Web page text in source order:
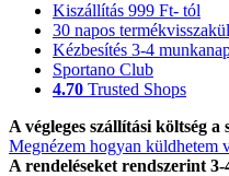
Kiszállítás 999 Ft- tól
30 napos
Kézbesítés 3-4
Sportano Club
4.70 Trusted Shops
A végleges szállítási költség
Megnézem hogyan küldhetem
A rendeléseket rendszerint